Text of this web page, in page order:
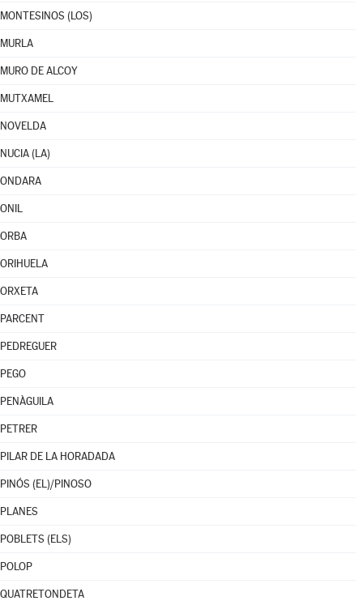
MONTESINOS (LOS)
MURLA
MURO DE ALCOY
MUTXAMEL
NOVELDA
NUCIA (LA)
ONDARA
ONIL
ORBA
ORIHUELA
ORXETA
PARCENT
PEDREGUER
PEGO
PENÀGUILA
PETRER
PILAR DE LA HORADADA
PINÓS (EL)/PINOSO
PLANES
POBLETS (ELS)
POLOP
QUATRETONDETA